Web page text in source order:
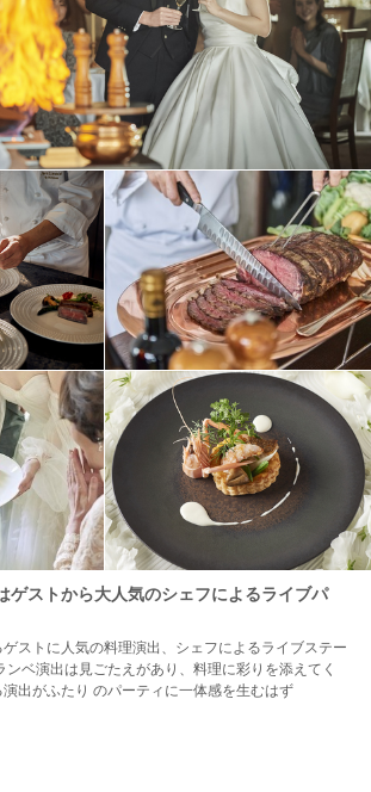
ゲストから大人気のシェフによるライブパ
ストに人気の料理演出、シェフによるライブステー
ンベ演出は見ごたえがあり、料理に彩りを添えてく
出がふたり のパーティに一体感を生むはず